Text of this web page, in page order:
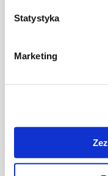
Statystyka
Marketing
Kasza jaglana